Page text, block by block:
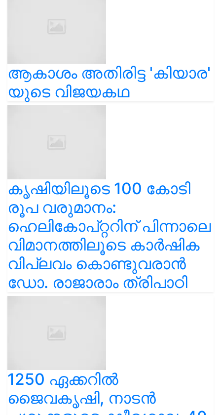
ആകാശം അതിരിട്ട 'കിയാര'
യുടെ വിജയകഥ
കൃഷിയിലൂടെ 100 കോടി
രൂപ വരുമാനം:
ഹെലികോപ്റ്ററിന് പിന്നാലെ
വിമാനത്തിലൂടെ കാർഷിക
വിപ്ലവം കൊണ്ടുവരാൻ
ഡോ. രാജാരാം ത്രിപാഠി
1250 ഏക്കറിൽ
ജൈവകൃഷി, നാടൻ